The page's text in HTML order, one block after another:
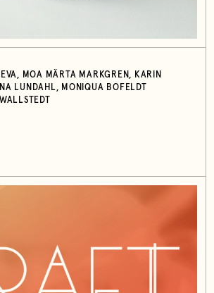
MOA MÄRTA MARKGREN, KARIN
LUNDAHL, MONIQUA BOFELDT